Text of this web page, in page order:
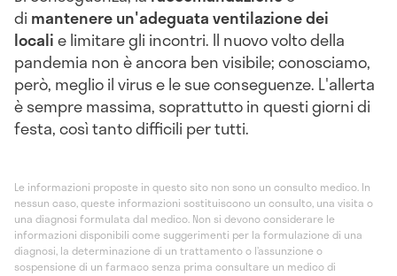
di mantenere un'adeguata ventilazione dei
localie limitare gli incontri. Il nuovo volto della
pandemia non è ancora ben visibile; conosciamo,
però, meglio il virus e le sue conseguenze. L'allerta
è sempre massima, soprattutto in questi giorni di
festa, così tanto difficili per tutti.
Le informazioni proposte in questo sito non sono un consulto medico. In
nessun caso, queste informazioni sostituiscono un consulto, una visita o
una diagnosi formulata dal medico. Non si devono considerare le
informazioni disponibili come suggerimenti per la formulazione di una
diagnosi, la determinazione di un trattamento o l’assunzione o
sospensione di un farmaco senza prima consultare un medico di